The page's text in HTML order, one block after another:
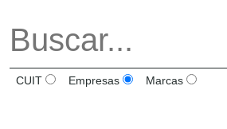
CUIT Empresas Marcas